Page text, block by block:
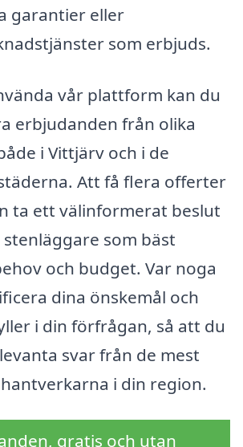
garantier eller
som erbjuds.
vår plattform kan du
erbjudanden från olika
i Vittjärv och i de
Att få flera offerter
ta ett välinformerat beslut
som bäst
och budget. Var noga
dina önskemål och
i din förfrågan, så att du
svar från de mest
i din region.
gratis och utan